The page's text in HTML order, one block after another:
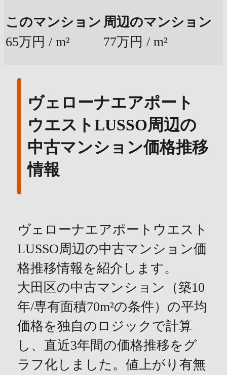
このマンション 周辺のマンション
65万円 / m²
77万円 / m²
ヴェローナエアポート
ウエストLUSSO周辺の
中古マンション価格推移
情報
ヴェローナエアポートウエスト
LUSSO周辺の中古マンション価
格推移情報を紹介します。
大田区の中古マンション（築10
年/専有面積70m²の条件）の平均
価格を独自のロジックで計算
し、直近3年間の価格推移をグ
ラフ化しました。値上がり有無